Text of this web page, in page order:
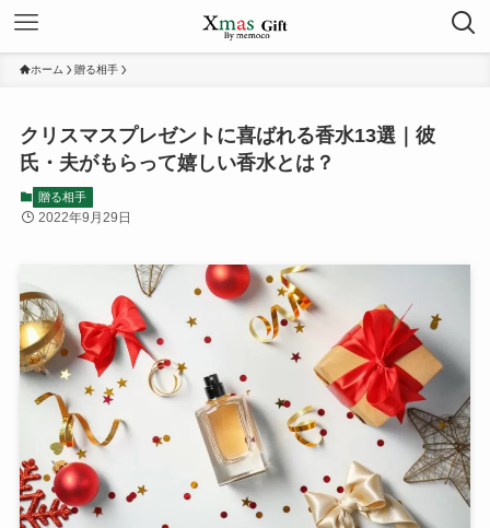
ホーム 贈る相手
クリスマスプレゼントに喜ばれる香水13選｜彼
氏・夫がもらって嬉しい香水とは？
贈る相手
2022年9月29日